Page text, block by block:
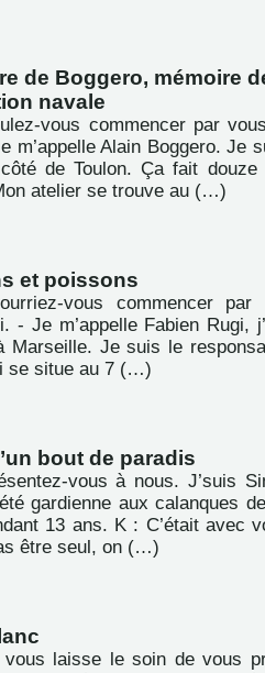
de Boggero, mémoire
navale
vous commencer par
m’appelle Alain Boggero. Je
de Toulon. Ça fait
atelier se trouve au (…)
et poissons
vous commencer
- Je m’appelle Fabien Rugi,
Marseille. Je suis le
se situe au 7 (…)
bout de paradis
vous à nous. J’suis
gardienne aux calanques
13 ans. K : C’était avec
être seul, on (…)
laisse le soin de vous